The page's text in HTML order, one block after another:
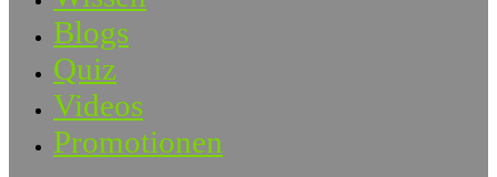
Blogs
Quiz
Videos
Promotionen